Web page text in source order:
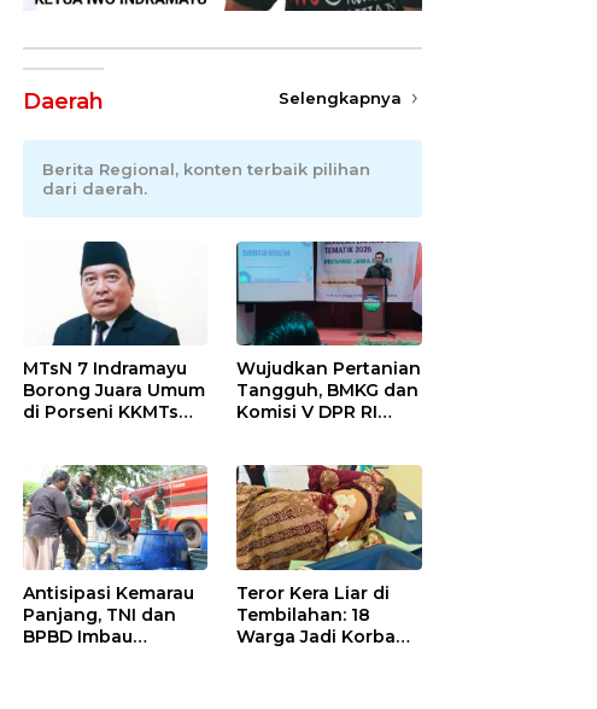
Daerah Selengkapnya
Berita Regional, konten terbaik pilihan
dari daerah.
MTsN 7 Indramayu
Borong Juara Umum
di Porseni KKMTs
Wujudkan Pertanian
Tangguh, BMKG dan
Komisi V DPR RI
Sekolah Lapang
Iklim
Antisipasi Kemarau
Panjang, TNI dan
BPBD Imbau
Teror Kera Liar di
Tembilahan: 18
Warga Jadi Korban